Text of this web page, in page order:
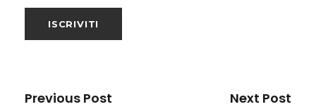
Previous Post Next Post